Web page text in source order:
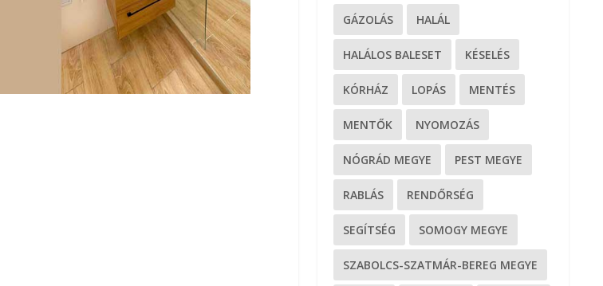
GÁZOLÁS HALÁL
HALÁLOS BALESET KÉSELÉS
KÓRHÁZ LOPÁS MENTÉS
MENTŐK NYOMOZÁS
NÓGRÁD MEGYE PEST MEGYE
RABLÁS RENDŐRSÉG
SEGÍTSÉG SOMOGY MEGYE
SZABOLCS-SZATMÁR-BEREG MEGYE